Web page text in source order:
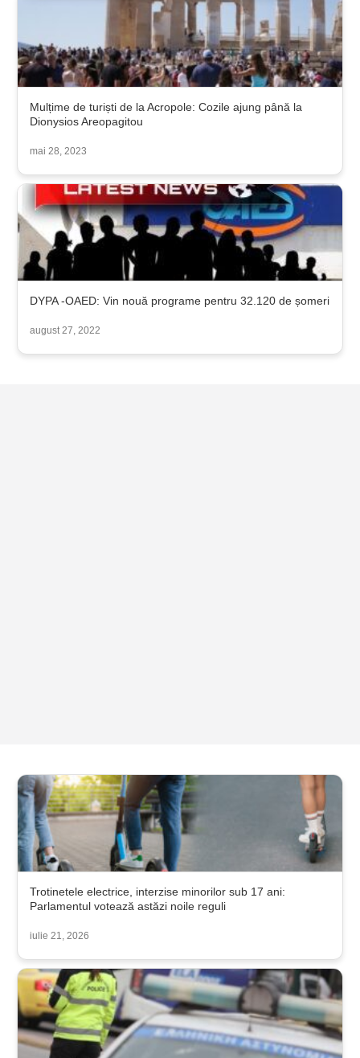
Mulțime de turiști de la Acropole: Cozile ajung până la
Dionysios Areopagitou
mai 28, 2023
DYPA -OAED: Vin nouă programe pentru 32.120 de șomeri
august 27, 2022
Trotinetele electrice, interzise minorilor sub 17 ani:
Parlamentul votează astăzi noile reguli
iulie 21, 2026